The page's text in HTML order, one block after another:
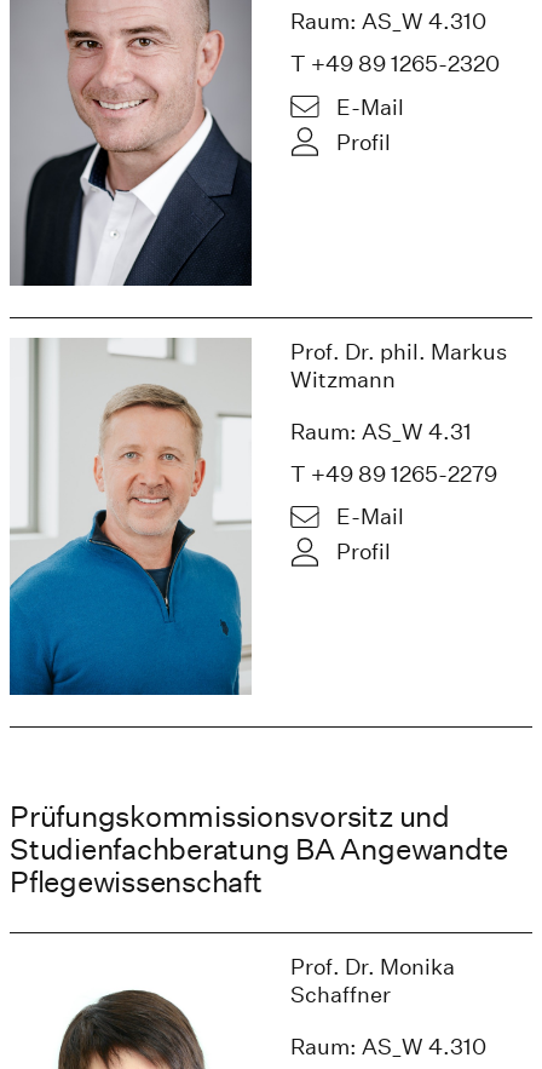
Raum: AS_W 4.310
T +49 89 1265-2320
E-Mail
Profil
Prof. Dr. phil. Markus
Witzmann
Raum: AS_W 4.31
T +49 89 1265-2279
E-Mail
Profil
Prüfungskommissionsvorsitz und
Studienfachberatung BA Angewandte
Pflegewissenschaft
Prof. Dr. Monika
Schaffner
Raum: AS_W 4.310